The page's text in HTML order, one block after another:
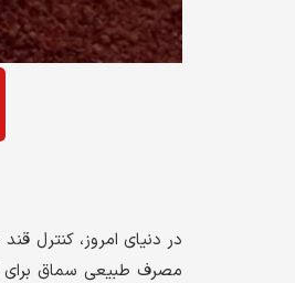
در دنیای امروز، کنترل
مصرف طبیعی سماق برای